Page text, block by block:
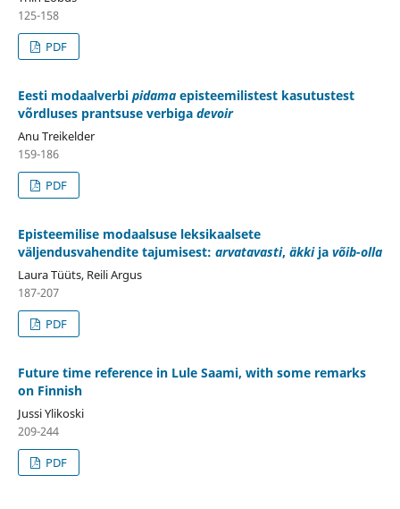
125-158
PDF
Eesti modaalverbi pidamaepisteemilistest kasutustest
võrdluses prantsuse verbiga devoir
Anu Treikelder
159-186
PDF
Episteemilise modaalsuse leksikaalsete
väljendusvahendite tajumisest: arvatavasti, äkkija võib-olla
Laura Tüüts, Reili Argus
187-207
PDF
Future time reference in Lule Saami, with some remarks
on Finnish
Jussi Ylikoski
209-244
PDF